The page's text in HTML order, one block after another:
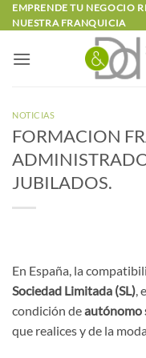
Saltar
al
EMPRENDE TU NEGOCIO
NUESTRA FRANQUICIA
NOTICIAS
FORMACION
JUBILADOS.
En España, la
Sociedad Limitada (SL) ,
condición deautónomo
que realices y de la